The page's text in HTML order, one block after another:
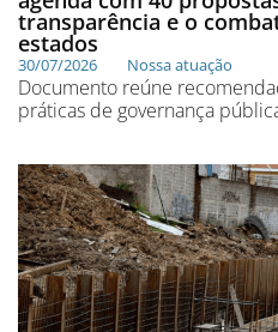
transparência e o
estados
30/07/2026 Nossa atuação
Documento reúne
práticas de governança